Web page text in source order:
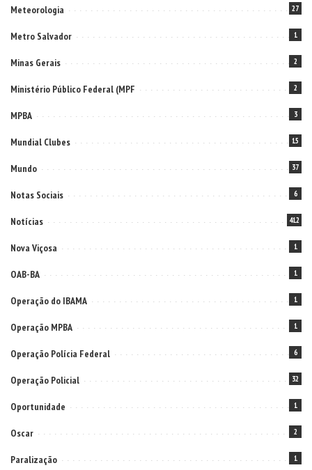
Meteorologia 27
Metro Salvador 1
Minas Gerais 2
Ministério Público Federal (MPF 2
MPBA 3
Mundial Clubes 15
Mundo 37
Notas Sociais 6
Notícias 412
Nova Viçosa 1
OAB-BA 1
Operação do IBAMA 1
Operação MPBA 1
Operação Polícia Federal 6
Operação Policial 32
Oportunidade 1
Oscar 2
Paralização 1